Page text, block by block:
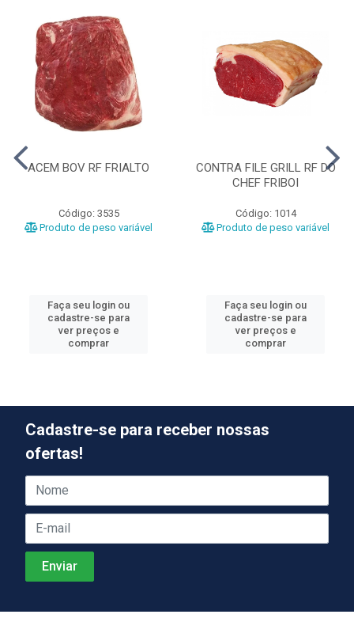
ACEM BOV RF FRIALTO
Código: 3535
Produto de peso variável
Faça seu login ou
cadastre-se para
ver preços e
comprar
CONTRA FILE GRILL RF DO
CHEF FRIBOI
Código: 1014
Produto de peso variável
Faça seu login ou
cadastre-se para
ver preços e
comprar
Cadastre-se para receber nossas
ofertas!